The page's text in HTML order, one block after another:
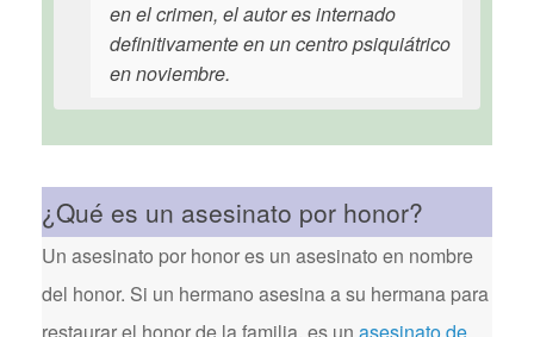
en el crimen, el autor es internado
definitivamente en un centro psiquiátrico
en noviembre.
¿Qué es un asesinato por honor?
Un asesinato por honor es un asesinato en nombre
del honor. Si un hermano asesina a su hermana para